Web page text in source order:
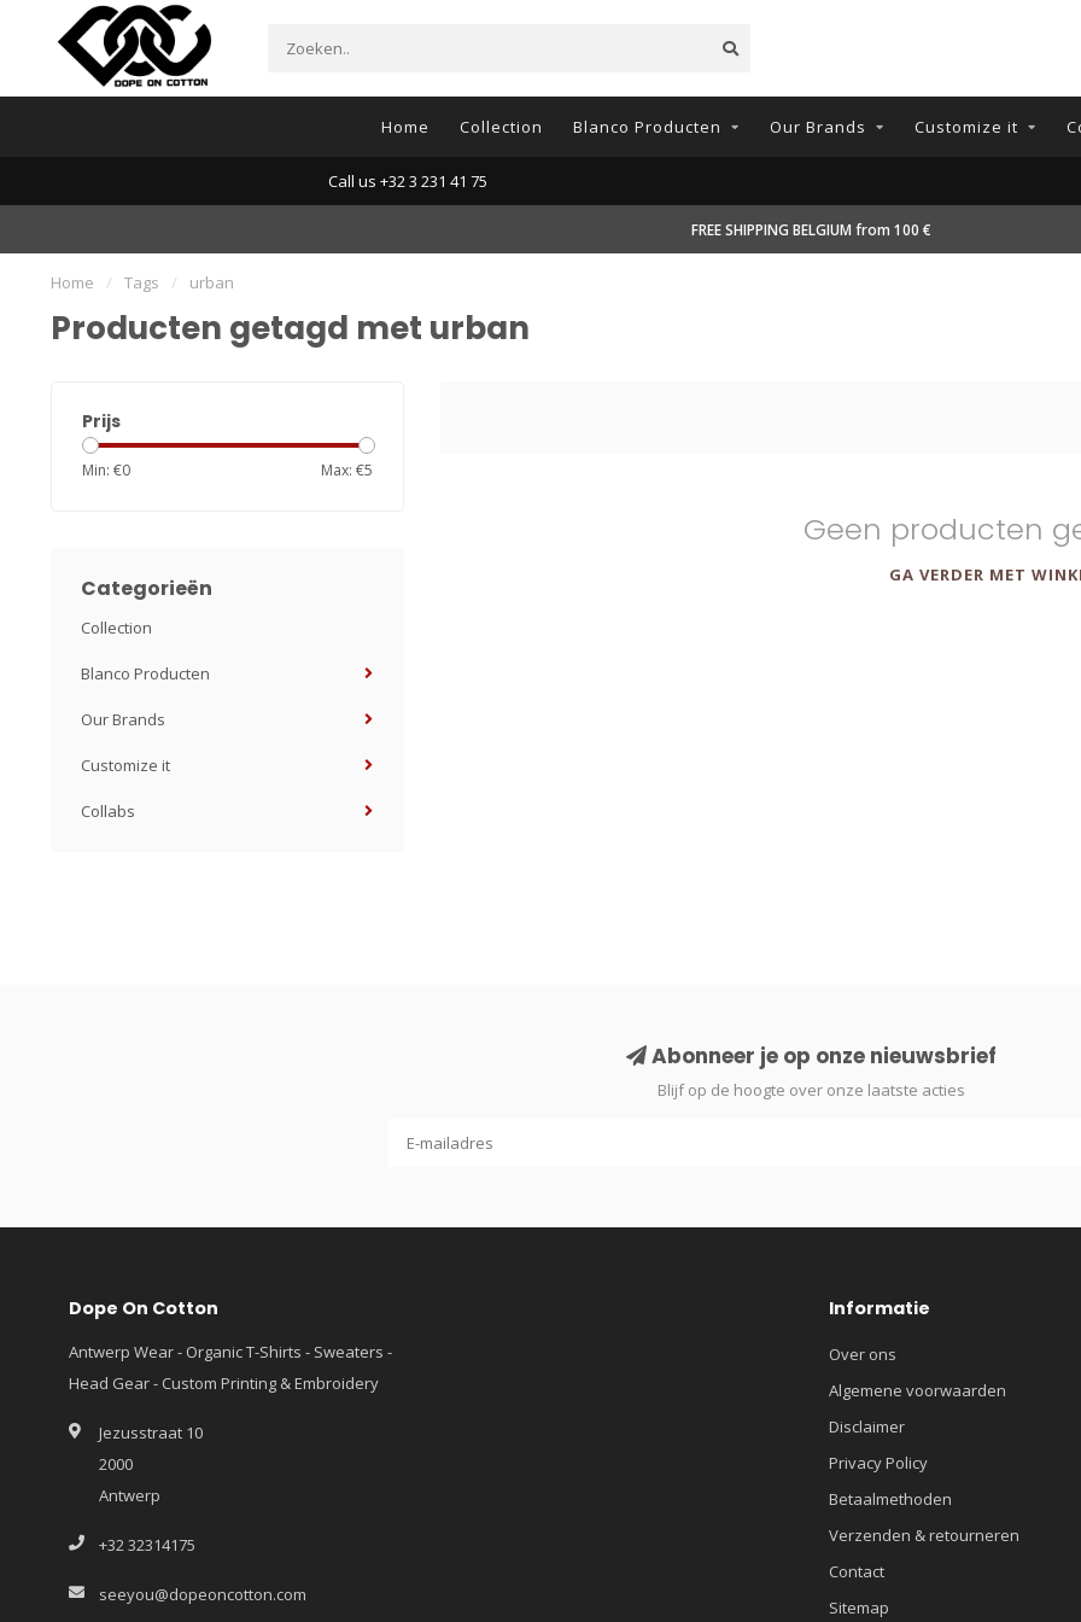
Home Collection Blanco Producten Our Brands Customize it
Call us +32 3 231 41 75
FREE SHIPPING BELGIUM from 100 €
Home / Tags / urban
Producten getagd met urban
Prijs
Min: €0 Max: €5
Categorieën
Collection
Blanco Producten
Our Brands
Customize it
Collabs
Geen producten
GA VERDER MET
Abonneer je op onze nieuwsbrief
Blijf op de hoogte over onze laatste acties
Dope On Cotton
Antwerp Wear - Organic T-Shirts - Sweaters -
Head Gear - Custom Printing & Embroidery
Jezusstraat 10
2000
Antwerp
+32 32314175
seeyou@dopeoncotton.com
Informatie
Over ons
Algemene voorwaarden
Disclaimer
Privacy Policy
Betaalmethoden
Verzenden & retourneren
Contact
Sitemap